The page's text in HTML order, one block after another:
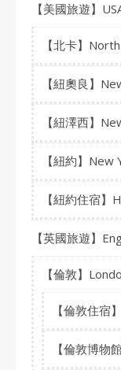
【美國旅遊】
【北卡】
【紐奧良】
【紐澤西】
【紐約】New
【紐約住宿】
【英國旅遊】
【倫敦】
【倫敦住宿】
【倫敦博物館